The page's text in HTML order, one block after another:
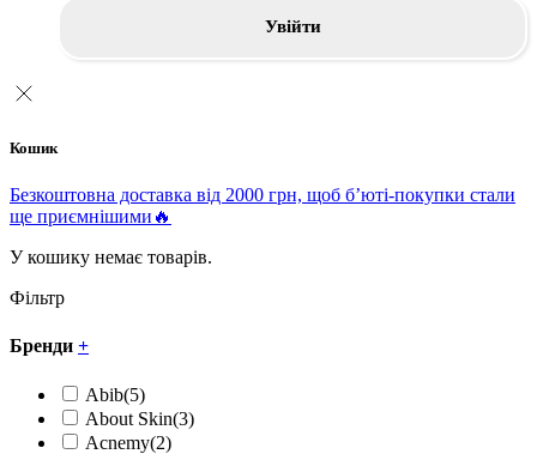
Увійти
Кошик
Безкоштовна доставка від 2000 грн, щоб б’юті-покупки стали
ще приємнішими🔥
У кошику немає товарів.
Фільтр
Бренди +
Abib(5)
About Skin(3)
Acnemy(2)